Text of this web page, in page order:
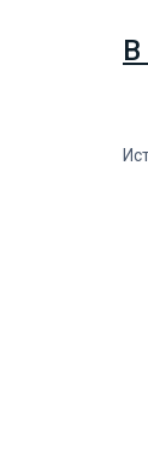
В